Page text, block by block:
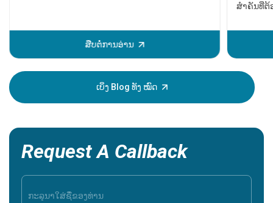
ສືບຕໍ່ການອ່ານ
ສຳຄັນທີ່ຕ້
ໄດ້ຮັບກາ
ຂອງການ
ສາມາດຊ່
ສະນັ້ນມັ
ອາການເ
ເບິ່ງ Blog ທັງ ໝົດ
Request A Callback